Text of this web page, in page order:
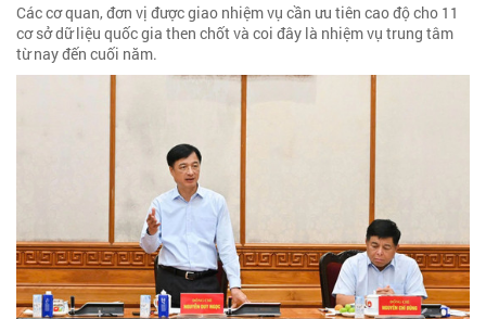
Các cơ quan, đơn vị được giao nhiệm vụ cần ưu tiên cao độ cho 11
cơ sở dữ liệu quốc gia then chốt và coi đây là nhiệm vụ trung tâm
từ nay đến cuối năm.